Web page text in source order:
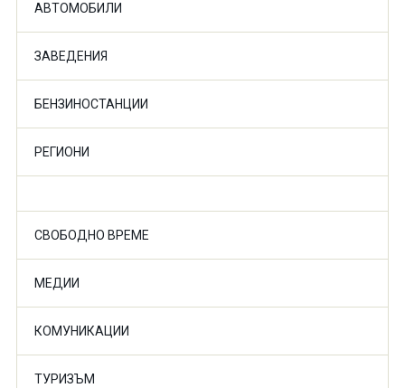
АВТОМОБИЛИ
ЗАВЕДЕНИЯ
БЕНЗИНОСТАНЦИИ
РЕГИОНИ
СВОБОДНО ВРЕМЕ
МЕДИИ
КОМУНИКАЦИИ
ТУРИЗЪМ